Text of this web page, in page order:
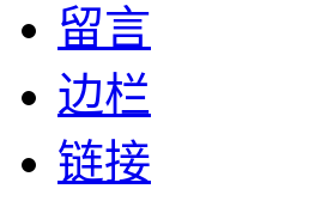
留言
边栏
链接